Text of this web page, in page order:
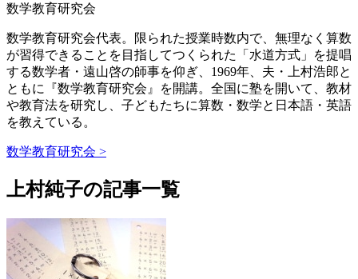
数学教育研究会
数学教育研究会代表。限られた授業時数内で、無理なく算数
が習得できることを目指してつくられた「水道方式」を提唱
する数学者・遠山啓の師事を仰ぎ、1969年、夫・上村浩郎と
ともに『数学教育研究会』を開講。全国に塾を開いて、教材
や教育法を研究し、子どもたちに算数・数学と日本語・英語
を教えている。
数学教育研究会 >
上村純子の記事一覧